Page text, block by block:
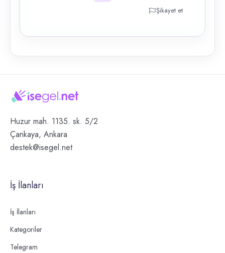
Şikayet et
Huzur mah. 1135. sk. 5/2
Çankaya, Ankara
destek@isegel.net
İş İlanları
İş İlanları
Kategoriler
Telegram